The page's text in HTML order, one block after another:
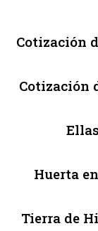
Cotización
Cotización
Ellas
Huerta
Tierra de